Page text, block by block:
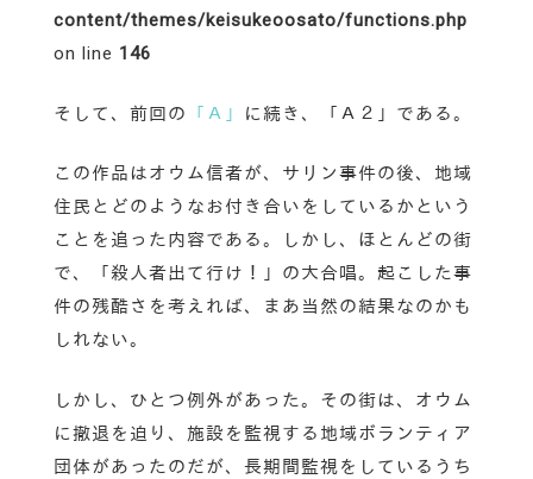
content/themes/keisukeoosato/functions.php
on line 146
そして、前回の 「Ａ」 に続き、「Ａ２」である。
この作品はオウム信者が、サリン事件の後、地域
住民とどのようなお付き合いをしているかという
ことを追った内容である。しかし、ほとんどの街
で、「殺人者出て行け！」の大合唱。起こした事
件の残酷さを考えれば、まあ当然の結果なのかも
しれない。
しかし、ひとつ例外があった。その街は、オウム
に撤退を迫り、施設を監視する地域ボランティア
団体があったのだが、長期間監視をしているうち